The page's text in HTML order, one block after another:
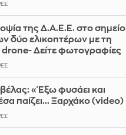
της Δ.Α.Ε.Ε. στο σημείο
δύο ελικοπτέρων με τη
Δείτε φωτογραφίες
«Έξω φυσάει και
παίζει... Ξαρχάκο (video)